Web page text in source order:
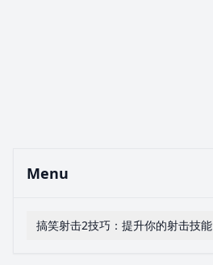
Menu
搞笑射击2技巧：提升你的射击技能